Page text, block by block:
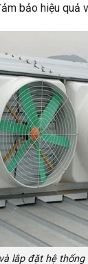
bảo hiệu quả
lắp đặt hệ